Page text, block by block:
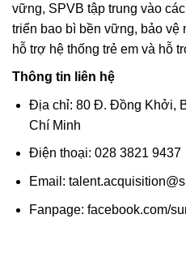
vững, SPVB tập trung vào
triển bao bì bền vững, bảo
hỗ trợ hệ thống trẻ em và hỗ
Thông tin liên hệ
Địa chỉ: 80 Đ. Đồng Khởi,
Chí Minh
Điện thoại: 028 3821 9437
Email:
Fanpage: facebook.com/